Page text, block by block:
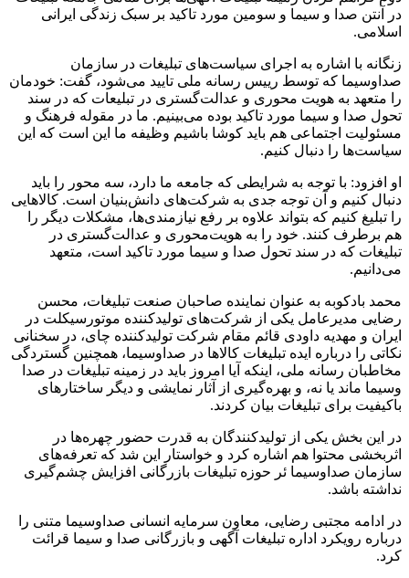
در آنتن صدا و سیما و سومین مورد تاکید بر سبک زندگی ایرانی
اسلامی.
زنگانه با اشاره به اجرای سیاست‌های تبلیغات در سازمان
صداوسیما که توسط رییس رسانه ملی تایید می‌شود، گفت: خودمان
را متعهد به هویت محوری و عدالت‌گستری در تبلیعات که در سند
تحول صدا و سیما مورد تاکید بوده می‌بینیم. ما در مقوله فرهنگ و
مسئولیت اجتماعی هم باید کوشا باشیم وظیفه ما این است که این
سیاست‌ها را دنبال کنیم.
او افزود: با توجه به شرایطی که جامعه ما دارد، سه محور را باید
دنبال کنیم و آن توجه جدی به شرکت‌های دانش‌بنیان است. کالاهایی
را تبلیغ کنیم که بتواند علاوه بر رفع نیازمندی‌ها، مشکلات دیگر را
هم برطرف کنند. خود را به هویت‌محوری و عدالت‌گستری در
تبلیغات که در سند تحول صدا و سیما مورد تاکید است، متعهد
می‌دانیم.
محمد بادکوبه به عنوان نماینده صاحبان صنعت تبلیغات، محسن
رضایی مدیرعامل یکی از شرکت‌های تولیدکننده موتورسیکلت در
ایران و مهدیه داودی قائم مقام شرکت تولیدکننده چای، در سخنانی
نکاتی را درباره ایده‌ تبلیغات کالاها در صداوسیما، همچنین گستردگی
مخاطبان رسانه ملی، اینکه آیا امروز باید در زمینه تبلیغات در صدا
وسیما ماند یا نه، و بهره‌گیری از آثار نمایشی و دیگر ساختارهای
باکیفیت برای تبلیغات بیان کردند.
در این بخش یکی از تولیدکنندگان به قدرت حضور چهره‌ها در
اثربخشی محتوا هم اشاره کرد و خواستار این شد که تعرفه‌های
سازمان صداوسیما ئر حوزه تبلیغات بازرگانی افزایش چشم‌گیری
نداشته باشد.
در ادامه مجتبی رضایی، معاون سرمایه انسانی صداوسیما متنی را
درباره رویکرد اداره تبلیغات آگهی و بازرگانی صدا و سیما قرائت
کرد.